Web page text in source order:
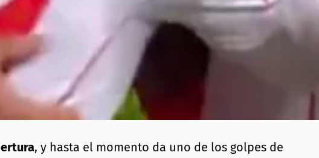
, y hasta el momento da uno de los golpes de